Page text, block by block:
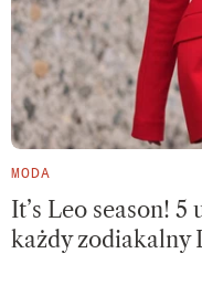
MODA
It’s Leo season!
każdy zodiakalny